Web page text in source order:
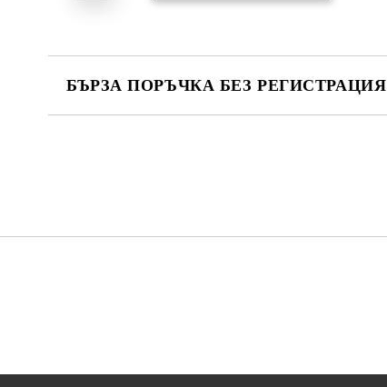
БЪРЗА ПОРЪЧКА БЕЗ РЕГИСТРАЦИЯ